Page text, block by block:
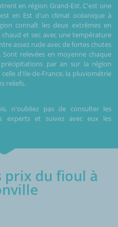
en région Grand-Est. C'est une
en Est d'un climat océanique à
connaît les deux extrêmes en
et sec avec une température
assez rude avec de fortes chutes
relevées en moyenne chaque
par an sur la région
d'Ile-de-France, la pluviométrie
reliefs.
n'oubliez pas de consulter les
experts et suivez avec eux les
prix du fioul à